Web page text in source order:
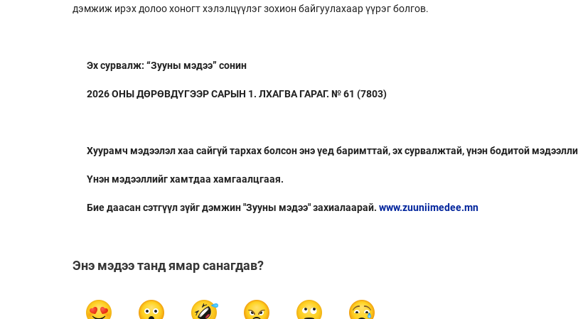
дэмжиж ирэх долоо хоногт хэлэлцүүлэг зохион байгуулахаар үүрэг болгов.
Эх сурвалж: “Зууны мэдээ” сонин
2026 ОНЫ ДӨРӨВДҮГЭЭР САРЫН 1. ЛХАГВА ГАРАГ. № 61 (7803)
Хуурамч мэдээлэл хаа сайгүй тархах болсон энэ үед баримттай, эх сурвалжтай, үнэн бодитой
Үнэн мэдээллийг хамтдаа хамгаалцгаая.
Бие даасан сэтгүүл зүйг дэмжин "Зууны мэдээ" захиалаарай. www.zuuniimedee.mn
Энэ мэдээ танд ямар санагдав?